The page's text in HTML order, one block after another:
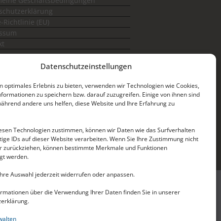
Datenschutzeinstellungen
optimales Erlebnis zu bieten, verwenden wir Technologien wie Cookies,
zu speichern bzw. darauf zuzugreifen. Einige von ihnen sind
andere uns helfen, diese Website und Ihre Erfahrung zu
Technologien zustimmen, können wir Daten wie das Surfverhalten
IDs auf dieser Website verarbeiten. Wenn Sie Ihre Zustimmung nicht
zurückziehen, können bestimmte Merkmale und Funktionen
werden.
Auswahl jederzeit widerrufen oder anpassen.
über die Verwendung Ihrer Daten finden Sie in unserer
Richtlinie (EU)
❤ by BD.
und öffentliche Institutionen.